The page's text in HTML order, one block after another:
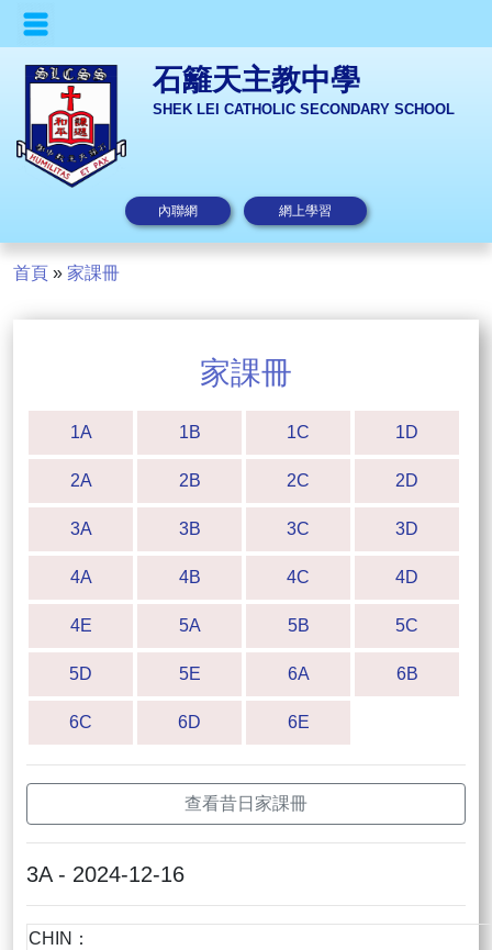
石籬天主教中學
SHEK LEI CATHOLIC SECONDARY SCHOOL
內聯網 網上學習
首頁 » 家課冊
家課冊
1A 1B 1C 1D
2A 2B 2C 2D
3A 3B 3C 3D
4A 4B 4C 4D
4E 5A 5B 5C
5D 5E 6A 6B
6C 6D 6E
查看昔日家課冊
3A - 2024-12-16
CHIN：